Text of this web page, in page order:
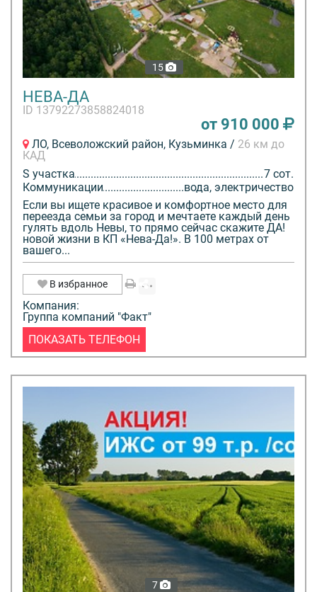
15
НЕВА-ДА
ID 13792273858824018
от 910 000
ЛО, Всеволожский район, Кузьминка / 26 км до
КАД
S участка
7 сот.
Коммуникации
вода, электричество
Если вы ищете красивое и комфортное место для
переезда семьи за город и мечтаете каждый день
гулять вдоль Невы, то прямо сейчас скажите ДА!
новой жизни в КП «Нева-Да!». В 100 метрах от
вашего...
В избранное
Компания:
Группа компаний "Факт"
ПОКАЗАТЬ ТЕЛЕФОН
7